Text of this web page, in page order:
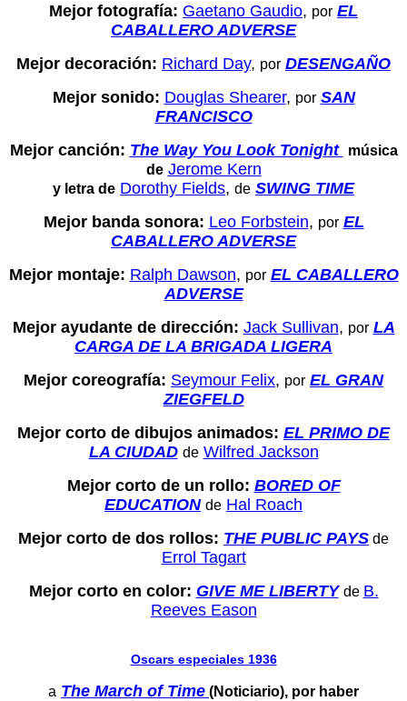
Mejor fotografía: Gaetano Gaudio, por EL
CABALLERO ADVERSE
Mejor decoración: Richard Day, por DESENGAÑO
Mejor sonido: Douglas Shearer, por SAN
FRANCISCO
Mejor canción: The Way You Look Tonight música
de Jerome Kern
y letra de Dorothy Fields, de SWING TIME
Mejor banda sonora: Leo Forbstein, por EL
CABALLERO ADVERSE
Mejor montaje: Ralph Dawson, por EL CABALLERO
ADVERSE
Mejor ayudante de dirección: Jack Sullivan, por LA
CARGA DE LA BRIGADA LIGERA
Mejor coreografía: Seymour Felix, por EL GRAN
ZIEGFELD
Mejor corto de dibujos animados: EL PRIMO DE
LA CIUDAD de Wilfred Jackson
Mejor corto de un rollo: BORED OF
EDUCATION de Hal Roach
Mejor corto de dos rollos: THE PUBLIC PAYS de
Errol Tagart
Mejor corto en color: GIVE ME LIBERTY de B.
Reeves Eason
Oscars especiales 1936
a The March of Time (Noticiario), por haber